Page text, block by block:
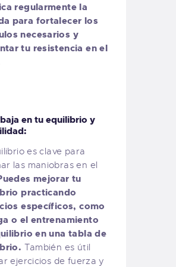
regularmente la
para fortalecer los
necesarios y
tu resistencia en el
en tu equilibrio y
es clave para
las maniobras en el
mejorar tu
practicando
específicos, como
o el entrenamiento
en una tabla de
También es útil
ejercicios de fuerza y